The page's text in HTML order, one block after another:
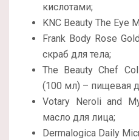
кислотами;
KNC Beauty The Eye
Frank Body Rose
скраб для тела;
The Beauty Chef
(100 мл) – пищевая
Votary Neroli and
масло для лица;
Dermalogica Daily